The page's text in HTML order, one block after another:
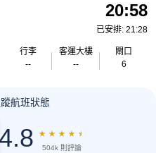
20:58
已安排: 21:28
行李
--
客運大樓
--
閘口
6
航班狀態
★ ★ ★ ★ ★
504k 則評論